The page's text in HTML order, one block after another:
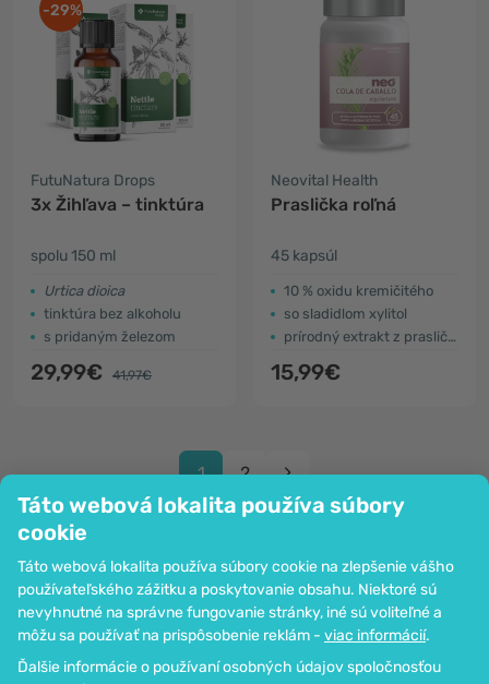
Táto webová lokalita používa súbory
cookie
Táto webová lokalita používa súbory cookie na zlepšenie vášho
používateľského zážitku a poskytovanie obsahu. Niektoré sú
nevyhnutné na správne fungovanie stránky, iné sú voliteľné a
môžu sa používať na prispôsobenie reklám - viac informácií.
Ďalšie informácie o používaní osobných údajov spoločnosťou
-29%
FutuNatura Drops
3x Žihľava – tinktúra
spolu 150 ml
Urtica dioica
tinktúra bez alkoholu
s pridaným železom
29,99€ 41,97€
Neovital Health
Praslička roľná
45 kapsúl
10 % oxidu kremičitého
so sladidlom xylitol
prírodný extrakt z prasličky roľnej
15,99€
1 2
Spoločnosť
Informácie
Pripoj sa k nám